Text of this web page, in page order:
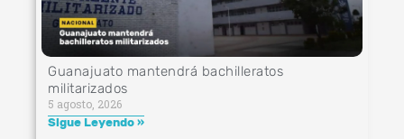
Guanajuato mantendrá bachilleratos
militarizados
5 agosto, 2026
Sigue Leyendo »